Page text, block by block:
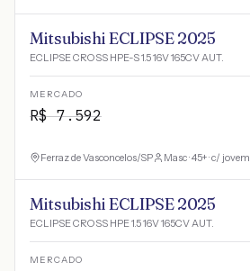
Mitsubishi ECLIPSE 2025
ECLIPSE CROSS HPE-S 1.5 16V 165CV AUT.
MERCADO
R$7.592
Ferraz de Vasconcelos/SP Masc · 45+ · c/ jovem
Mitsubishi ECLIPSE 2025
ECLIPSE CROSS HPE 1.5 16V 165CV AUT.
MERCADO